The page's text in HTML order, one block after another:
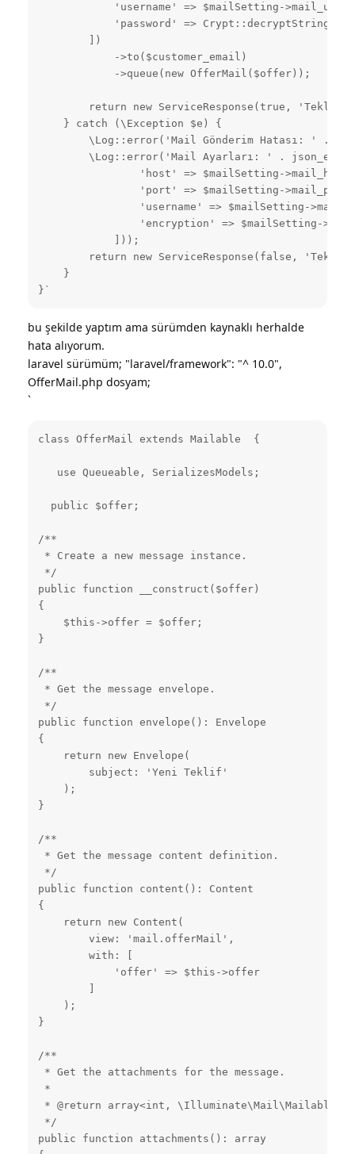
'username' => $mailSetting-
'password' =>
        ])
            ->to($customer_email)
            ->queue(new OfferMail($offer));
return new ServiceResponse(true, 'Teklif
    } catch (\Exception $e) {
\Log::error('Mail Gönderim Hatası: ' .
\Log::error('Mail Ayarları: ' .
                'host' => $mailSetting->mail_host,
                'port' => $mailSetting->mail_port,
'username' => $mailSetting-
'encryption' => $mailSetting-
            ]));
return new ServiceResponse(false,
    }
}`
bu şekilde yaptım ama sürümden kaynaklı herhalde
hata alıyorum.
laravel sürümüm; "laravel/framework": "^ 10.0",
OfferMail.php dosyam;
`
class OfferMail extends Mailable  {
   use Queueable, SerializesModels;
  public $offer;
/**
* Create a new message instance.
*/
public function __construct($offer)
{
    $this->offer = $offer;
}
/**
* Get the message envelope.
*/
public function envelope(): Envelope
{
    return new Envelope(
        subject: 'Yeni Teklif'
    );
}
/**
* Get the message content definition.
*/
public function content(): Content
{
    return new Content(
        view: 'mail.offerMail',
        with: [
            'offer' => $this->offer
    );
}
/**
* Get the attachments for the message.
*
* @return array<int,
*/
public function attachments(): array